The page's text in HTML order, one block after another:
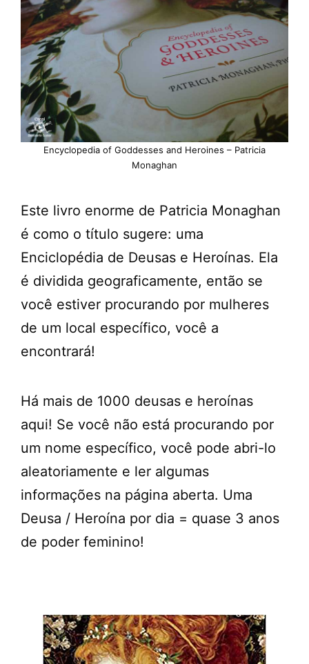
Encyclopedia of Goddesses and Heroines – Patricia
Monaghan
Este livro enorme de Patricia Monaghan
é como o título sugere: uma
Enciclopédia de Deusas e Heroínas. Ela
é dividida geograficamente, então se
você estiver procurando por mulheres
de um local específico, você a
encontrará!
Há mais de 1000 deusas e heroínas
aqui! Se você não está procurando por
um nome específico, você pode abri-lo
aleatoriamente e ler algumas
informações na página aberta. Uma
Deusa / Heroína por dia = quase 3 anos
de poder feminino!